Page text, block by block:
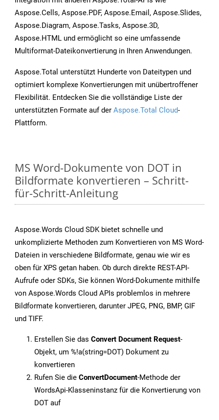
Aspose.Cells, Aspose.PDF, Aspose.Email, Aspose.Slides,
Aspose.Diagram, Aspose.Tasks, Aspose.3D,
Aspose.HTML und ermöglicht so eine umfassende
Multiformat-Dateikonvertierung in Ihren Anwendungen.
Aspose.Total unterstützt Hunderte von Dateitypen und
optimiert komplexe Konvertierungen mit unübertroffener
Flexibilität. Entdecken Sie die vollständige Liste der
unterstützten Formate auf der Aspose.Total Cloud-
Plattform.
MS Word-Dokumente von DOT in
Bildformate konvertieren – Schritt-
für-Schritt-Anleitung
Aspose.Words Cloud SDK bietet schnelle und
unkomplizierte Methoden zum Konvertieren von MS Word-
Dateien in verschiedene Bildformate, genau wie wir es
oben für XPS getan haben. Ob durch direkte REST-API-
Aufrufe oder SDKs, Sie können Word-Dokumente mithilfe
von Aspose.Words Cloud APIs problemlos in mehrere
Bildformate konvertieren, darunter JPEG, PNG, BMP, GIF
und TIFF.
Erstellen Sie das Convert Document Request-
Objekt, um %!a(string=DOT) Dokument zu
konvertieren
Rufen Sie die ConvertDocument-Methode der
WordsApi-Klasseninstanz für die Konvertierung von
DOT auf